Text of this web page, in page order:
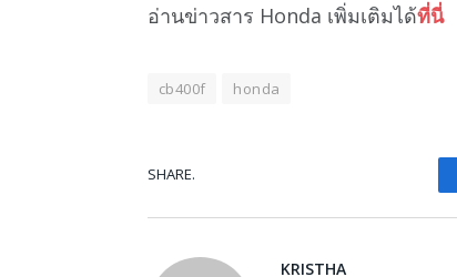
อ่านข่าวสาร Honda เพิ่มเติมได้ที่นี่
cb400f honda
SHARE.
KRISTHA